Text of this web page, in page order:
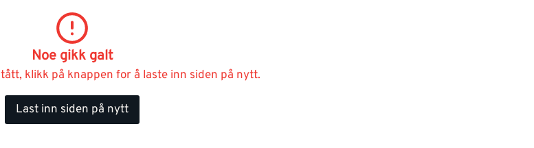
Noe gikk galt
klikk på knappen for å laste inn siden på nytt.
Last inn siden på nytt